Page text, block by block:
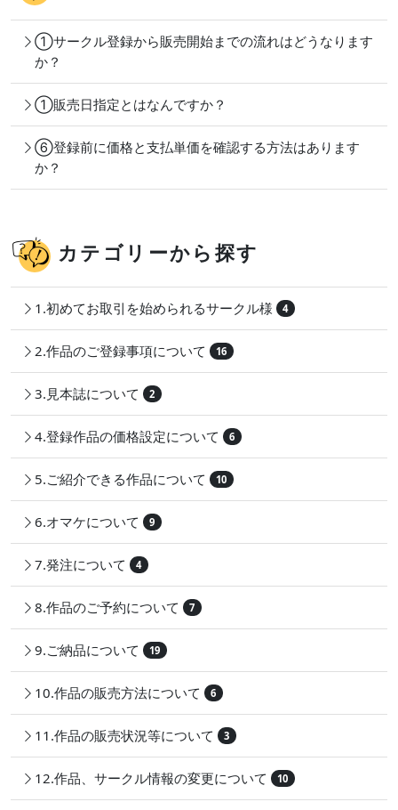
①サークル登録から販売開始までの流れはどうなります
か？
①販売日指定とはなんですか？
⑥登録前に価格と支払単価を確認する方法はあります
か？
カテゴリーから探す
1.初めてお取引を始められるサークル様 4
2.作品のご登録事項について 16
3.見本誌について 2
4.登録作品の価格設定について 6
5.ご紹介できる作品について 10
6.オマケについて 9
7.発注について 4
8.作品のご予約について 7
9.ご納品について 19
10.作品の販売方法について 6
11.作品の販売状況等について 3
12.作品、サークル情報の変更について 10